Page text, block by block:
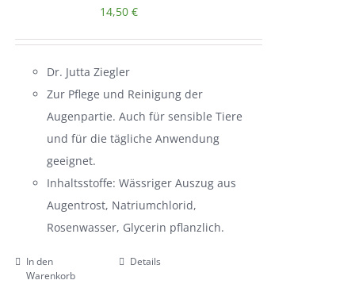
14,50 €
Dr. Jutta Ziegler
Zur Pflege und Reinigung der
Augenpartie. Auch für sensible Tiere
und für die tägliche Anwendung
geeignet.
Inhaltsstoffe: Wässriger Auszug aus
Augentrost, Natriumchlorid,
Rosenwasser, Glycerin pflanzlich.
In den
Warenkorb
Details